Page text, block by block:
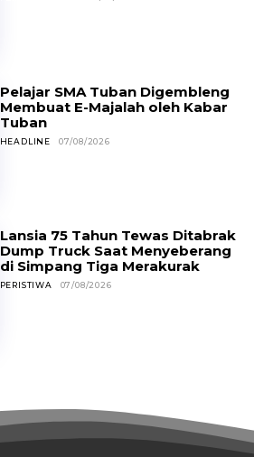
Pelajar SMA Tuban Digembleng
Membuat E-Majalah oleh Kabar
Tuban
HEADLINE 07/08/2026
Lansia 75 Tahun Tewas Ditabrak
Dump Truck Saat Menyeberang
di Simpang Tiga Merakurak
PERISTIWA 07/08/2026